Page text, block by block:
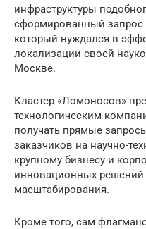
инфраструктуры
сформированный запрос
который нуждался в
локализации своей
Москве.
Кластер «Ломоносов»
технологическим
получать прямые
заказчиков на научно-
крупному бизнесу и
инновационных решений
масштабирования.
Кроме того, сам